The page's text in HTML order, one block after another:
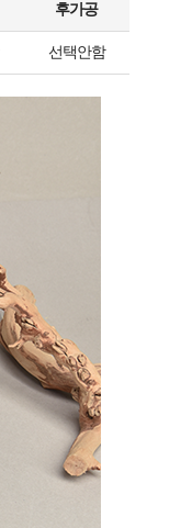
후가공
선택안함